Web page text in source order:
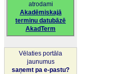
atrodami
Akadēmiskajā
terminu datubāzē
AkadTerm
Vēlaties portāla
jaunumus
saņemt pa e-pastu?